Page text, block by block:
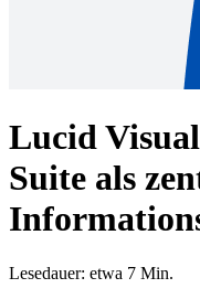
Lucid
Suite als
Lesedauer: etwa 7 Min.